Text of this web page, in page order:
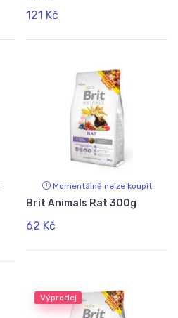
121 Kč
Momentálně nelze koupit
Brit Animals Rat 300g
62 Kč
Výprodej